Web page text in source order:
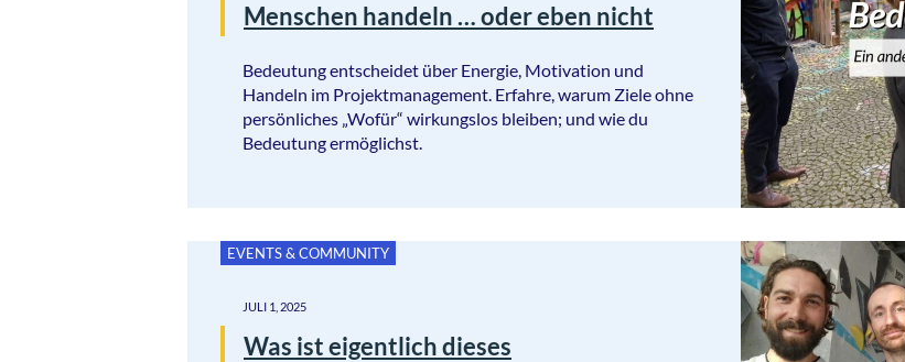
Menschen handeln … oder eben nicht
Bedeutung entscheidet über Energie, Motivation und
Handeln im Projektmanagement. Erfahre, warum Ziele ohne
persönliches „Wofür“ wirkungslos bleiben; und wie du
Bedeutung ermöglichst.
EVENTS & COMMUNITY
JULI 1, 2025
Was ist eigentlich dieses